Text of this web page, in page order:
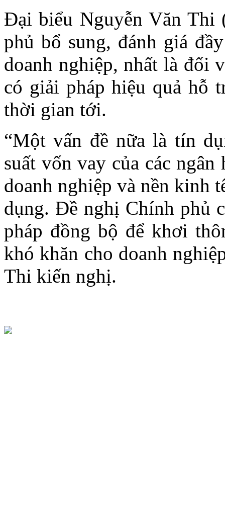
Đại biểu Nguyễn Văn Thi
phủ bổ sung, đánh giá
doanh nghiệp, nhất là đối
có giải pháp hiệu quả hỗ
thời gian tới.
“Một vấn đề nữa là tín
suất vốn vay của các
doanh nghiệp và nền kinh
dụng. Đề nghị Chính phủ
pháp đồng bộ để khơi
khó khăn cho doanh
Thi kiến nghị.